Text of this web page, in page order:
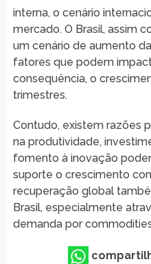
interna, o cenário
mercado. O Brasil, assim
um cenário de aumento
fatores que podem
consequência, o
trimestres.
Contudo, existem razões
na produtividade,
fomento à inovação
suporte o crescimento
recuperação global
Brasil, especialmente
demanda por